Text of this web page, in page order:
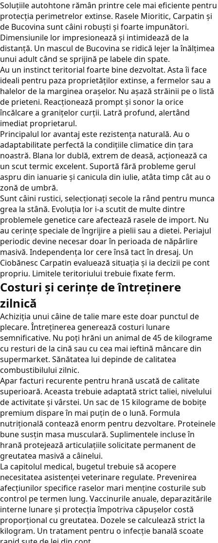
Soluțiile autohtone rămân printre cele mai eficiente pentru
protecția perimetrelor extinse. Rasele Mioritic, Carpatin și
de Bucovina sunt câini robuști și foarte impunători.
Dimensiunile lor impresionează și intimidează de la
distanță. Un mascul de Bucovina se ridică lejer la înălțimea
unui adult când se sprijină pe labele din spate.
Au un instinct teritorial foarte bine dezvoltat. Asta îi face
ideali pentru paza proprietăților extinse, a fermelor sau a
halelor de la marginea orașelor. Nu așază străinii pe o listă
de prieteni. Reacționează prompt și sonor la orice
încălcare a granițelor curții. Latră profund, alertând
imediat proprietarul.
Principalul lor avantaj este rezistența naturală. Au o
adaptabilitate perfectă la condițiile climatice din țara
noastră. Blana lor dublă, extrem de deasă, acționează ca
un scut termic excelent. Suportă fără probleme gerul
aspru din ianuarie și canicula din iulie, atâta timp cât au o
zonă de umbră.
Sunt câini rustici, selecționați secole la rând pentru munca
grea la stână. Evoluția lor i-a scutit de multe dintre
problemele genetice care afectează rasele de import. Nu
au cerințe speciale de îngrijire a pielii sau a dietei. Periajul
periodic devine necesar doar în perioada de năpârlire
masivă. Independența lor cere însă tact în dresaj. Un
Ciobănesc Carpatin evaluează situația și ia decizii pe cont
propriu. Limitele teritoriului trebuie fixate ferm.
Costuri și cerințe de întreținere
zilnică
Achiziția unui câine de talie mare este doar punctul de
plecare. Întreținerea generează costuri lunare
semnificative. Nu poți hrăni un animal de 45 de kilograme
cu resturi de la cină sau cu cea mai ieftină mâncare din
supermarket. Sănătatea lui depinde de calitatea
combustibilului zilnic.
Apar facturi recurente pentru hrană uscată de calitate
superioară. Aceasta trebuie adaptată strict taliei, nivelului
de activitate și vârstei. Un sac de 15 kilograme de bobițe
premium dispare în mai puțin de o lună. Formula
nutrițională contează enorm pentru dezvoltare. Proteinele
bune susțin masa musculară. Suplimentele incluse în
hrană protejează articulațiile solicitate permanent de
greutatea masivă a câinelui.
La capitolul medical, bugetul trebuie să acopere
necesitatea asistenței veterinare regulate. Prevenirea
afecțiunilor specifice raselor mari menține costurile sub
control pe termen lung. Vaccinurile anuale, deparazitările
interne lunare și protecția împotriva căpușelor costă
proporțional cu greutatea. Dozele se calculează strict la
kilogram. Un tratament pentru o infecție banală scoate